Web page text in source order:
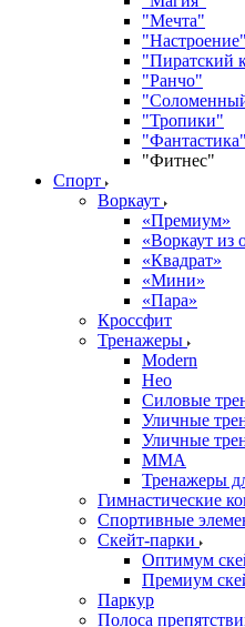
"Мечта"
"Настроение"
"Пиратский
"Ранчо"
"Тропики"
"Фантастика"
"Фитнес"
Спорт
Воркаут
«Премиум»
«Воркаут из
«Квадрат»
«Мини»
«Пара»
Кроссфит
Тренажеры
Modern
Нео
Силовые
Уличные
Уличные
ММА
Тренажеры
Гимнастические
Спортивные
Скейт-парки
Оптимум
Премиум
Паркур
Полоса